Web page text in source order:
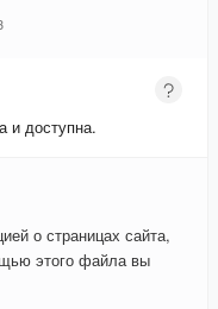
и доступна.
о страницах сайта,
этого файла вы